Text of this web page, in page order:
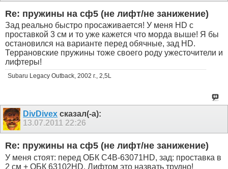
Re: пружины на сф5 (не лифт/не занижение)
Зад реально быстро просаживается! У меня HD с
проставкой 3 см и то уже кажется что морда выше! Я бы
остановился на варианте перед обячные, зад HD.
Террановские пружины тоже своего роду ужесточители и
лифтеры!
Subaru Legacy Outback, 2002 г., 2,5L
DivDivex сказал(-а):
13.07.201122:26
Re: пружины на сф5 (не лифт/не занижение)
У меня стоят: перед ОБК C4B-63071HD, зад: проставка в
2 см + ОБК 63102HD. Лифтом это назвать трудно!